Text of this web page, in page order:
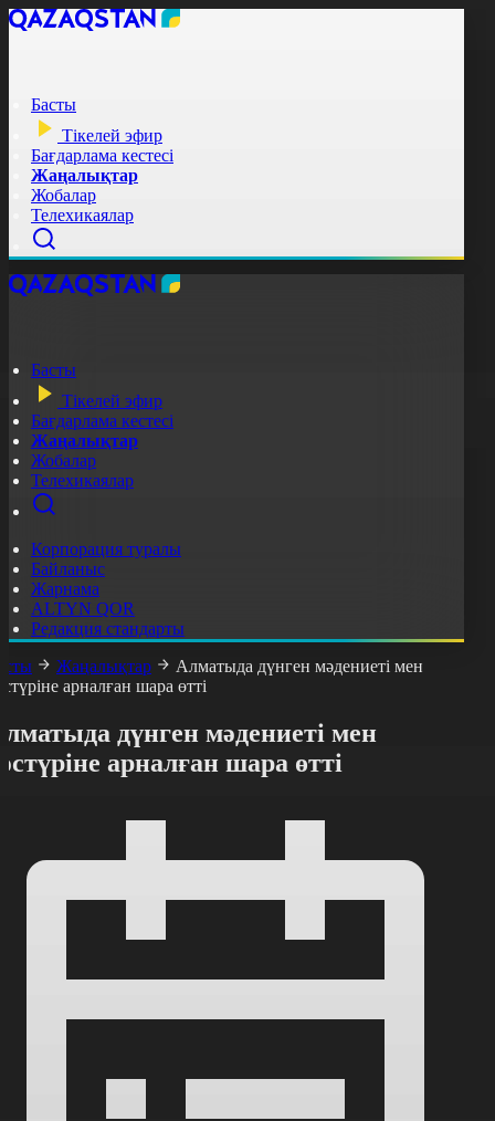
Басты
Тікелей эфир
Бағдарлама кестесі
Жаңалықтар
Жобалар
Телехикаялар
Басты
Тікелей эфир
Бағдарлама кестесі
Жаңалықтар
Жобалар
Телехикаялар
Корпорация туралы
Байланыс
Жарнама
ALTYN QOR
Редакция стандарты
Жаңалықтар
Алматыда дүнген мәдениеті мен
арналған шара өтті
дүнген мәдениеті мен
арналған шара өтті